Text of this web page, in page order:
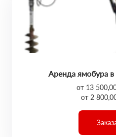
Аренда ямобура в
от 13
от 2